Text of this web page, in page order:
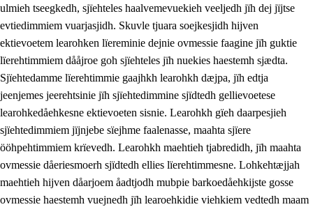
ulmieh tseegkedh, sjïehteles haalvemevuekieh veeljedh jïh dej jïjtse
evtiedimmiem vuarjasjidh. Skuvle tjuara soejkesjidh hijven
ektievoetem learohken lïereminie dejnie ovmessie faagine jïh guktie
lïerehtimmiem dååjroe goh sjïehteles jïh nuekies haestemh sjædta.
Sjïehtedamme lïerehtimmie gaajhkh learohkh dæjpa, jïh edtja
jeenjemes jeerehtsinie jïh sjïehtedimmine sjïdtedh gellievoetese
learohkedåehkesne ektievoeten sisnie. Learohkh gïeh daarpesjieh
sjïehtedimmiem jïjnjebe sïejhme faalenasse, maahta sjïere
ööhpehtimmiem krïevedh. Learohkh maehtieh tjabredidh, jïh maahta
ovmessie dåeriesmoerh sjïdtedh ellies lïerehtimmesne. Lohkehtæjjah
maehtieh hijven dåarjoem åadtjodh mubpie barkoedåehkijste gosse
ovmessie haestemh vuejnedh jïh learoehkidie viehkiem vedtedh maam